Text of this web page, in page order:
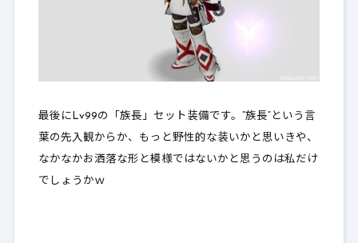
最後にLv99の「族長」セット装備です。”族長”という言
葉の先入観からか、もっと野性的な装いかと思いきや、
なかなかお洒落な形と模様ではないかと思うのは私だけ
でしょうかｗ